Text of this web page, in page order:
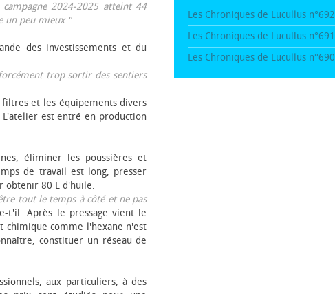
2024-2025 atteint 44
un peu mieux ".
des investissements et du
trop sortir des sentiers
filtres et les équipements divers
est entré en production
éliminer les poussières et
de travail est long, presser
obtenir 80 L d'huile.
tout le temps à côté et ne pas
t'il. Après le pressage vient le
chimique comme l'hexane n'est
constituer un réseau de
aux particuliers, à des
Les Chroniques de Lucullus n°692
Les Chroniques de Lucullus n°691
Les Chroniques de Lucullus n°690